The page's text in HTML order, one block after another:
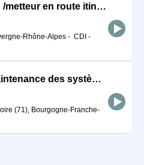
Ingénieur automaticien /metteur en route itinérant (H/F)
Rhône-Alpes - CDI -
Enseignant en BTS maintenance des systèmes (H/F)
(71), Bourgogne-Franche-